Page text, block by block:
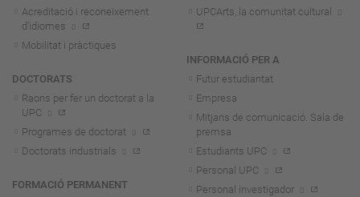
Acreditació i reconeixement
d'idiomes
Mobilitat i pràctiques
DOCTORATS
Raons per fer un doctorat a la
UPC
Programes de doctorat
Doctorats industrials
FORMACIÓ PERMANENT
UPCArts, la comunitat cultural
INFORMACIÓ PER A
Futur estudiantat
Empresa
Mitjans de comunicació. Sala de
premsa
Estudiants UPC
Personal UPC
Personal investigador